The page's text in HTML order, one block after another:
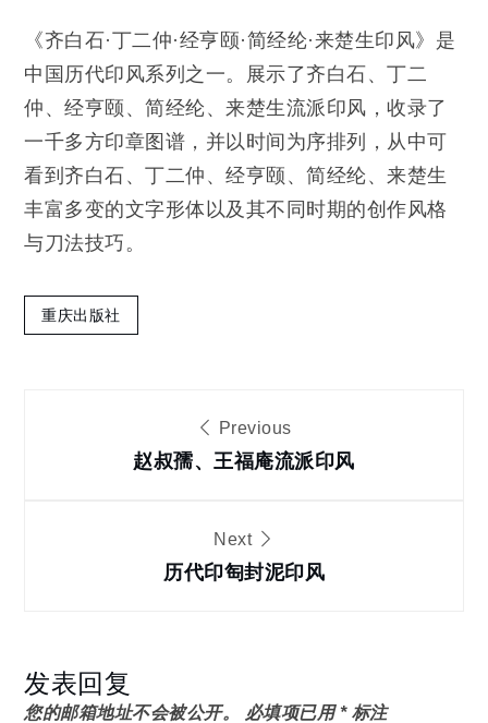
《齐白石·丁二仲·经亨颐·简经纶·来楚生印风》是
中国历代印风系列之一。展示了齐白石、丁二
仲、经亨颐、简经纶、来楚生流派印风，收录了
一千多方印章图谱，并以时间为序排列，从中可
看到齐白石、丁二仲、经亨颐、简经纶、来楚生
丰富多变的文字形体以及其不同时期的创作风格
与刀法技巧。
重庆出版社
Previous
赵叔孺、王福庵流派印风
Next
历代印匋封泥印风
发表回复
您的邮箱地址不会被公开。 必填项已用*标注